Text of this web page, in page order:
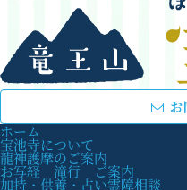
ホーム
宝池寺について
龍神護摩のご案内
お写経 滝行 ご案内
加持・供養・占い霊障相談